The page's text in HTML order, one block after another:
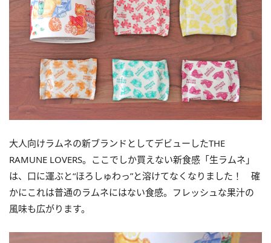
大人向けラムネの新ブランドとしてデビューしたTHE
RAMUNE LOVERS。ここでしか買えない新食感「生ラムネ」
は、口に運ぶと“ほろしゅわっ”と溶けてなくなりました！ 確
かにこれは普通のラムネにはない食感。フレッシュな果汁の
風味も広がります。